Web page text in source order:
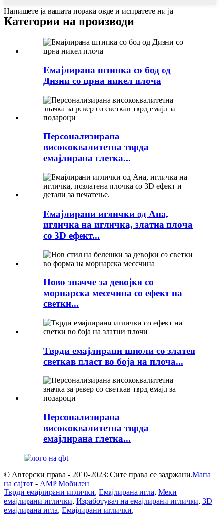
Напишете ја вашата порака овде и испратете ни ја
Категории на производи
Емајлирана штипка со бод од
Дизни со црна никел плоча
Персонализирана
висококвалитетна тврда
емајлирана глетка...
Емајлирани иглички од Ана,
игличка на игличка, златна плоча
со 3D ефект...
Ново значче за девојки со
морнарска месечина со ефект на
светки...
Тврди емајлирани шноли со златен
светкав пласт во боја на плоча...
Персонализирана
висококвалитетна тврда
емајлирана глетка...
© Авторски права - 2010-2023: Сите права се задржани.Мапа
на сајтот - AMP Мобилен
Тврди емајлирани иглички, Емајлирана игла, Меки
емајлирани иглички, Изработувач на емајлирани иглички, 3D
емајлирана игла, Емајлирани иглички,